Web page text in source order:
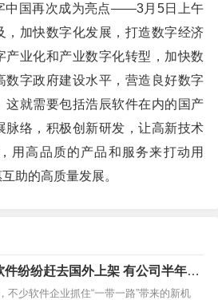
中国再次成为亮点——3月5日上午
，加快数字化发展，打造数字经济
产业化和产业数字化转型，加快数
数字政府建设水平，营造良好数字
这就需要包括浩辰软件在内的国产
脉络，积极创新研发，让高新技术
用高品质的产品和服务来打动用
助的高质量发展。
件纷纷赶去国外上架 有公司半年收
亿
不少软件企业抓住“一带一路”带来的新机